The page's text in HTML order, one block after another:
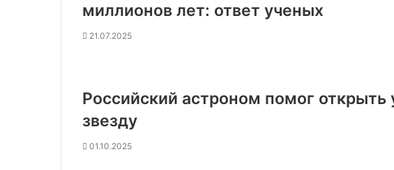
миллионов лет: ответ ученых
21.07.2025
Российский астроном помог
звезду
01.10.2025